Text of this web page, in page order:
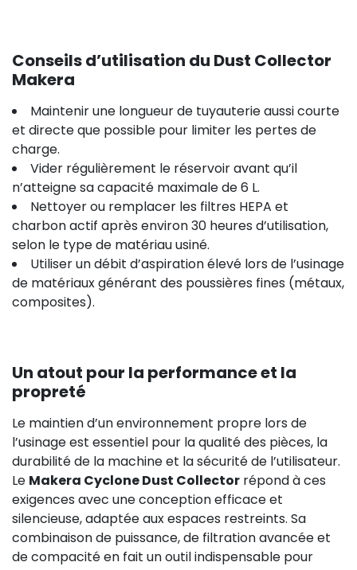
Conseils d’utilisation du Dust Collector
Makera
Maintenir une longueur de tuyauterie aussi courte
et directe que possible pour limiter les pertes de
charge.
Vider régulièrement le réservoir avant qu’il
n’atteigne sa capacité maximale de 6 L.
Nettoyer ou remplacer les filtres HEPA et
charbon actif après environ 30 heures d’utilisation,
selon le type de matériau usiné.
Utiliser un débit d’aspiration élevé lors de l’usinage
de matériaux générant des poussières fines (métaux,
composites).
Un atout pour la performance et la
propreté
Le maintien d’un environnement propre lors de
l’usinage est essentiel pour la qualité des pièces, la
durabilité de la machine et la sécurité de l’utilisateur.
Le Makera Cyclone Dust Collector répond à ces
exigences avec une conception efficace et
silencieuse, adaptée aux espaces restreints. Sa
combinaison de puissance, de filtration avancée et
de compacité en fait un outil indispensable pour